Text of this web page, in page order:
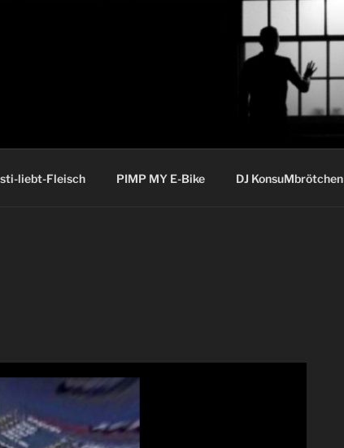
liebt-Fleisch PIMP MY E-Bike DJ KonsuMbrötchen